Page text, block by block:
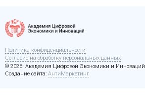
Политика конфиденциальности
Согласие на обработку персональных данных
© 2026. Академия Цифровой Экономики и Инноваций
Создание сайта: АнтиМаркетинг